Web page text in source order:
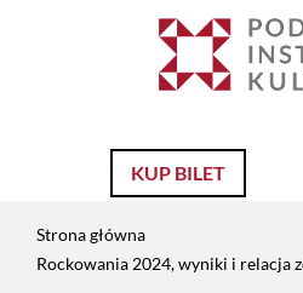
zdjęciowa
KUP BILET
Strona główna
Rockowania 2024, wyniki i relacja